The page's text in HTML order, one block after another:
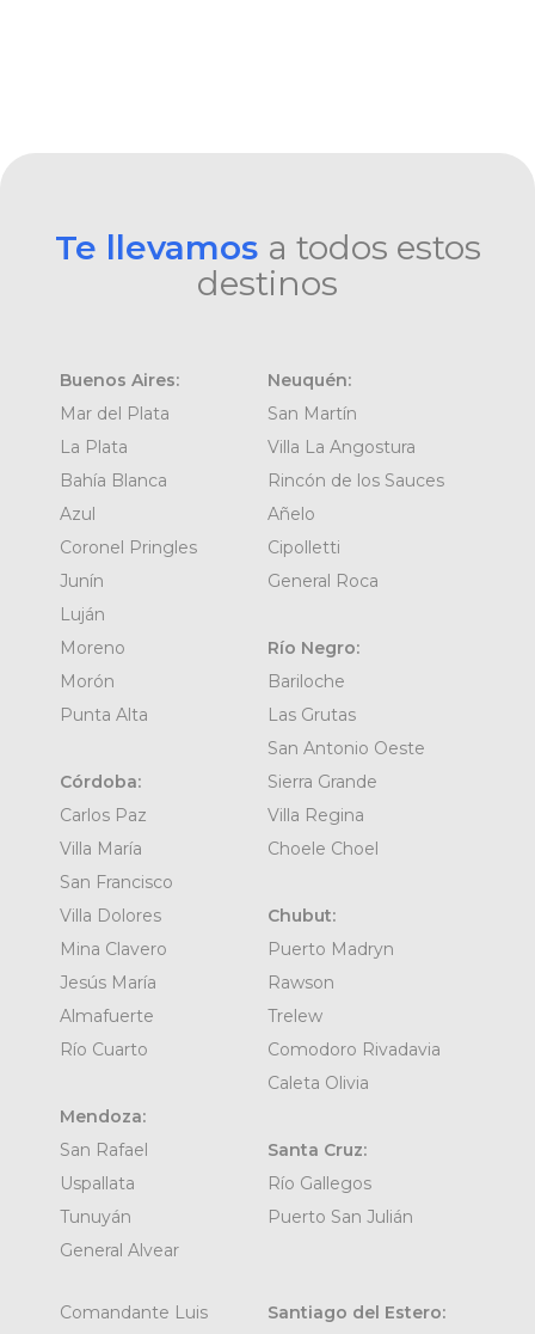
Te llevamos a todos estos
destinos
Buenos Aires:
Mar del Plata
La Plata
Bahía Blanca
Azul
Coronel Pringles
Junín
Luján
Moreno
Morón
Punta Alta
Córdoba:
Carlos Paz
Villa María
San Francisco
Villa Dolores
Mina Clavero
Jesús María
Almafuerte
Río Cuarto
Mendoza:
San Rafael
Uspallata
Tunuyán
General Alvear
Neuquén:
San Martín
Villa La Angostura
Rincón de los Sauces
Añelo
Cipolletti
General Roca
Río Negro:
Bariloche
Las Grutas
San Antonio Oeste
Sierra Grande
Villa Regina
Choele Choel
Chubut:
Puerto Madryn
Rawson
Trelew
Comodoro Rivadavia
Caleta Olivia
Santa Cruz:
Río Gallegos
Puerto San Julián
Comandante Luis
Santiago del Estero: